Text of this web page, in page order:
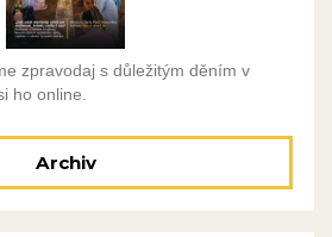
zpravodaj s důležitým děním v
ho online.
Archiv